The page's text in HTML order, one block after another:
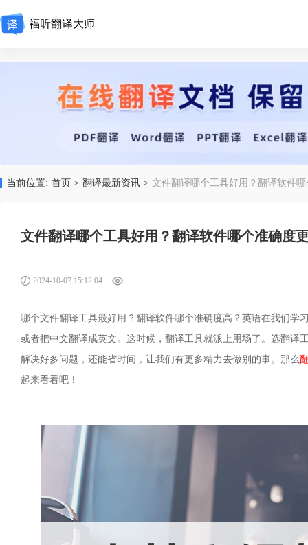
福昕翻译大师
当前位置: 首页 > 翻译最新资讯 > 文件翻译哪个工具好用？翻译软件
文件翻译哪个工具好用？翻译软件哪个准确度
2024-10-07 15:12:04
哪个文件翻译工具最好用？翻译软件哪个准确度高？英语在我们
或者把中文翻译成英文。这时候，翻译工具就派上用场了。选翻
解决好多问题，还能省时间，让我们有更多精力去做别的事。那么
起来看看吧！